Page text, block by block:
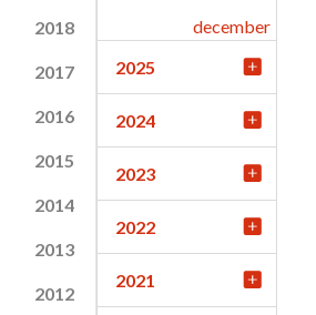
2018
2017
2016
2015
2014
2013
2012
december
2025
2024
2023
2022
2021